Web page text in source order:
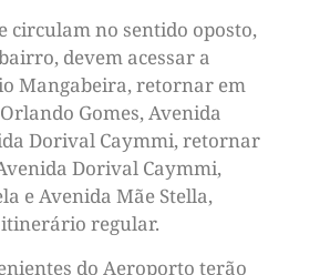
circulam no sentido oposto,
devem acessar a
Mangabeira, retornar em
Gomes, Avenida
Dorival Caymmi, retornar
Dorival Caymmi,
e Avenida Mãe Stella,
regular.
do Aeroporto terão